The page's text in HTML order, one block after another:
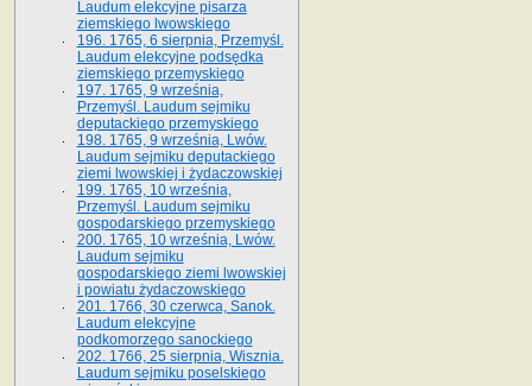
Laudum elekcyjne pisarza
ziemskiego lwowskiego
196. 1765, 6 sierpnia, Przemyśl.
Laudum elekcyjne podsędka
ziemskiego przemyskiego
197. 1765, 9 września,
Przemyśl. Laudum sejmiku
deputackiego przemyskiego
198. 1765, 9 września, Lwów.
Laudum sejmiku deputackiego
ziemi lwowskiej i żydaczowskiej
199. 1765, 10 września,
Przemyśl. Laudum sejmiku
gospodarskiego przemyskiego
200. 1765, 10 września, Lwów.
Laudum sejmiku
gospodarskiego ziemi lwowskiej
i powiatu żydaczowskiego
201. 1766, 30 czerwca, Sanok.
Laudum elekcyjne
podkomorzego sanockiego
202. 1766, 25 sierpnia, Wisznia.
Laudum sejmiku poselskiego